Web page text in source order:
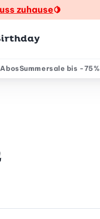
zuhause🍋
AbosSummersale bis -75%